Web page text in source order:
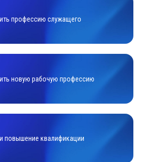
профессию служащего
новую рабочую профессию
повышение квалификации